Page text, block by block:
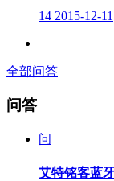
14 2015-12-11
全部问答
问答
问
艾特铭客蓝